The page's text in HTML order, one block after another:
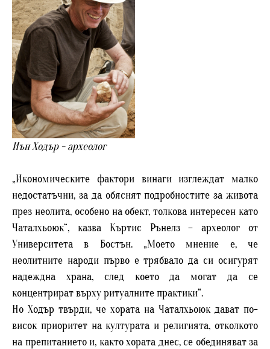
Иън Ходър - археолог
„Икономическите фактори винаги изглеждат малко
недостатъчни, за да обяснят подробностите за живота
през неолита, особено на обект, толкова интересен като
Чаталхьоюк“, казва Къртис Рънелз – археолог от
Университета в Бостън. „Моето мнение е, че
неолитните народи първо е трябвало да си осигурят
надеждна храна, след което да могат да се
концентрират върху ритуалните практики“.
Но Ходър твърди, че хората на Чаталхьоюк дават по-
висок приоритет на културата и религията, отколкото
на препитанието и, както хората днес, се обединяват за